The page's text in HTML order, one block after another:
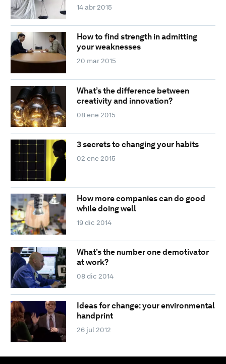
14 abr 2015
How to find strength in admitting
your weaknesses
20 mar 2015
What’s the difference between
creativity and innovation?
08 ene 2015
3 secrets to changing your habits
02 ene 2015
How more companies can do good
while doing well
19 dic 2014
What’s the number one demotivator
at work?
08 dic 2014
Ideas for change: your environmental
handprint
26 jul 2012